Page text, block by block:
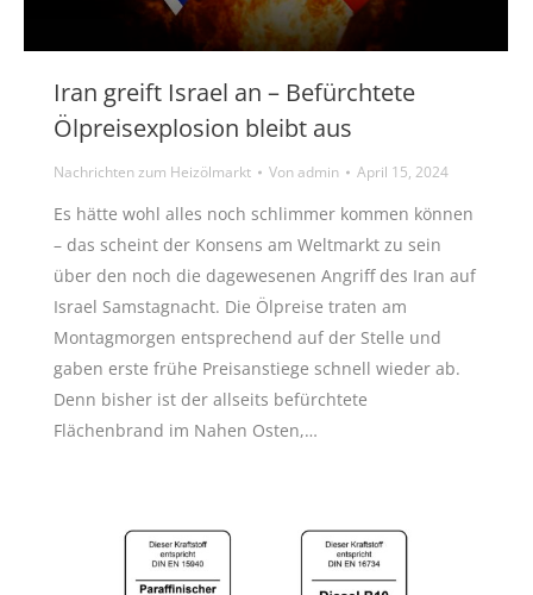
Iran greift Israel an – Befürchtete
Ölpreisexplosion bleibt aus
Nachrichten zum Heizölmarkt Vonadmin April 15, 2024
Es hätte wohl alles noch schlimmer kommen können
– das scheint der Konsens am Weltmarkt zu sein
über den noch die dagewesenen Angriff des Iran auf
Israel Samstagnacht. Die Ölpreise traten am
Montagmorgen entsprechend auf der Stelle und
gaben erste frühe Preisanstiege schnell wieder ab.
Denn bisher ist der allseits befürchtete
Flächenbrand im Nahen Osten,…